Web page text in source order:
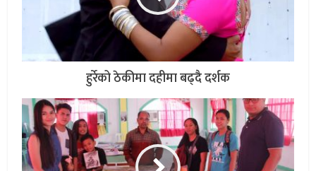
हुर्रेको ठेकीमा दहीमा बढ्दै दर्शक